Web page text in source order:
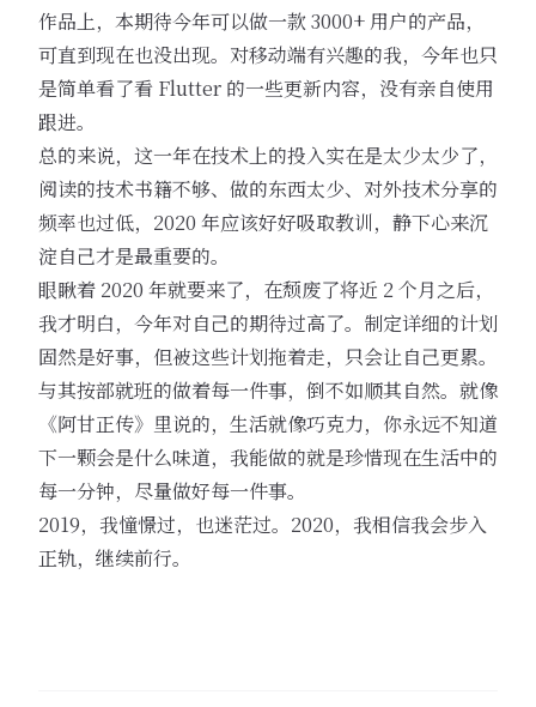
作品上，本期待今年可以做一款 3000+ 用户的产品，
可直到现在也没出现。对移动端有兴趣的我，今年也只
是简单看了看 Flutter 的一些更新内容，没有亲自使用
跟进。
总的来说，这一年在技术上的投入实在是太少太少了，
阅读的技术书籍不够、做的东西太少、对外技术分享的
频率也过低，2020 年应该好好吸取教训，静下心来沉
淀自己才是最重要的。
眼瞅着 2020 年就要来了，在颓废了将近 2 个月之后，
我才明白，今年对自己的期待过高了。制定详细的计划
固然是好事，但被这些计划拖着走，只会让自己更累。
与其按部就班的做着每一件事，倒不如顺其自然。就像
《阿甘正传》里说的，生活就像巧克力，你永远不知道
下一颗会是什么味道，我能做的就是珍惜现在生活中的
每一分钟，尽量做好每一件事。
2019，我憧憬过，也迷茫过。2020，我相信我会步入
正轨，继续前行。